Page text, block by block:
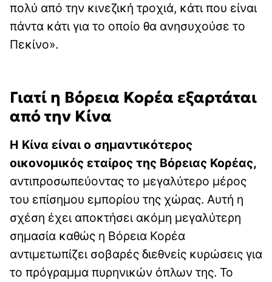
πολύ από την κινεζική τροχιά, κάτι που είναι
πάντα κάτι για το οποίο θα ανησυχούσε το
Πεκίνο».
Γιατί η Βόρεια Κορέα εξαρτάται
από την Κίνα
Η Κίνα είναι ο σημαντικότερος
οικονομικός εταίρος της Βόρειας Κορέας,
αντιπροσωπεύοντας το μεγαλύτερο μέρος
του επίσημου εμπορίου της χώρας. Αυτή η
σχέση έχει αποκτήσει ακόμη μεγαλύτερη
σημασία καθώς η Βόρεια Κορέα
αντιμετωπίζει σοβαρές διεθνείς κυρώσεις για
το πρόγραμμα πυρηνικών όπλων της. Το